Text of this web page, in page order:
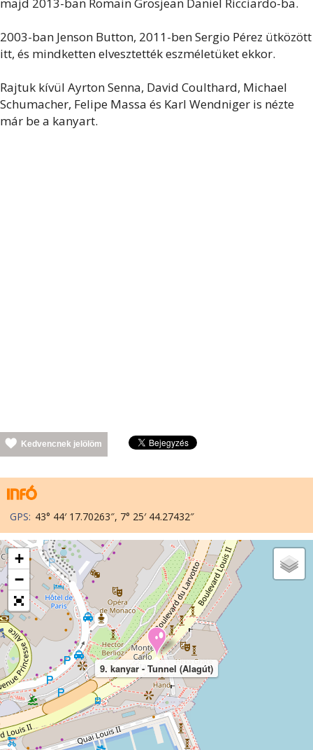
2003-ban Jenson Button, 2011-ben Sergio Pérez ütközött
itt, és mindketten elvesztették eszméletüket ekkor.
Rajtuk kívül Ayrton Senna, David Coulthard, Michael
Schumacher, Felipe Massa és Karl Wendniger is nézte
már be a kanyart.
Kedvencnek jelölöm
GPS: 43° 44′ 17.70263″, 7° 25′ 44.27432″
9. kanyar - Tunnel (Alagút)
+
−